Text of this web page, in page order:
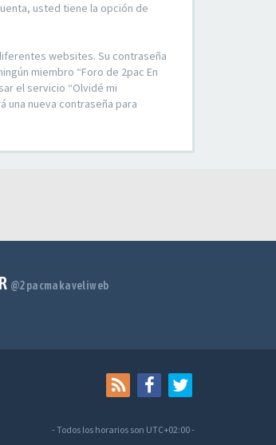
usted tiene la opción de
websites. Su contraseña
miembro “Foro de 2pac En
el servicio “Olvidé mi
una nueva contraseña para
@2pacmakaveliweb
- Todos los horarios son UTC+02:00-